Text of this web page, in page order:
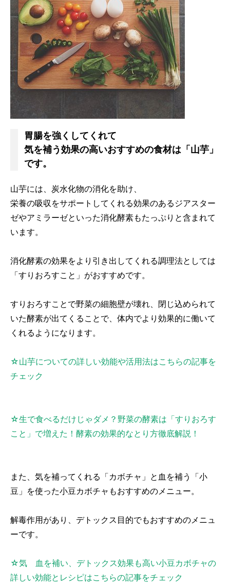
胃腸を強くしてくれて
気を補う効果の高いおすすめの食材は「山芋」
です。
山芋には、炭水化物の消化を助け、
栄養の吸収をサポートしてくれる効果のあるジアスター
ゼやアミラーゼといった消化酵素もたっぷりと含まれて
います。
消化酵素の効果をより引き出してくれる調理法としては
「すりおろすこと」がおすすめです。
すりおろすことで野菜の細胞壁が壊れ、閉じ込められて
いた酵素が出てくることで、体内でより効果的に働いて
くれるようになります。
☆山芋についての詳しい効能や活用法はこちらの記事を
チェック
☆生で食べるだけじゃダメ？野菜の酵素は「すりおろす
こと」で増えた！酵素の効果的なとり方徹底解説！
また、気を補ってくれる「カボチャ」と血を補う「小
豆」を使った小豆カボチャもおすすめのメニュー。
解毒作用があり、デトックス目的でもおすすめのメニュ
ーです。
☆気 血を補い、デトックス効果も高い小豆カボチャの
詳しい効能とレシピはこちらの記事をチェック